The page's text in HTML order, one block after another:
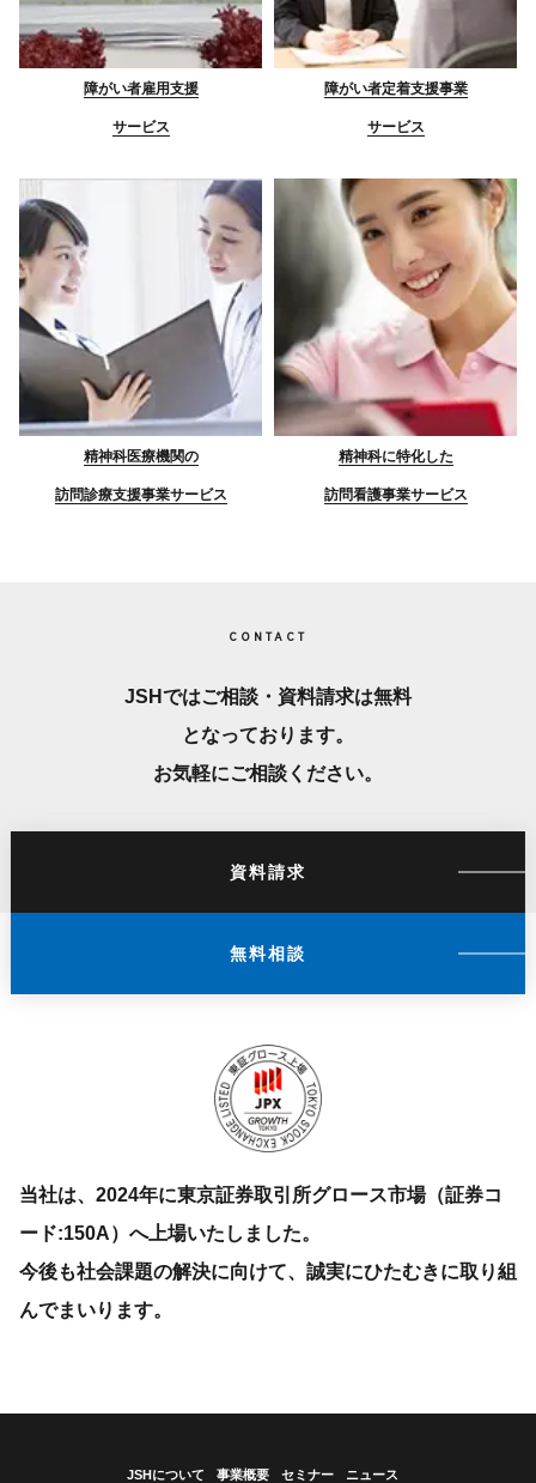
障がい者雇用支援
サービス
障がい者定着支援事業
サービス
精神科医療機関の
訪問診療支援事業サービス
精神科に特化した
訪問看護事業サービス
CONTACT
JSHではご相談・資料請求は無料
となっております。
お気軽にご相談ください。
資料請求
無料相談
当社は、2024年に東京証券取引所グロース市場（証券コ
ード:150A）へ上場いたしました。
今後も社会課題の解決に向けて、誠実にひたむきに取り組
んでまいります。
JSHについて 事業概要 セミナー ニュース